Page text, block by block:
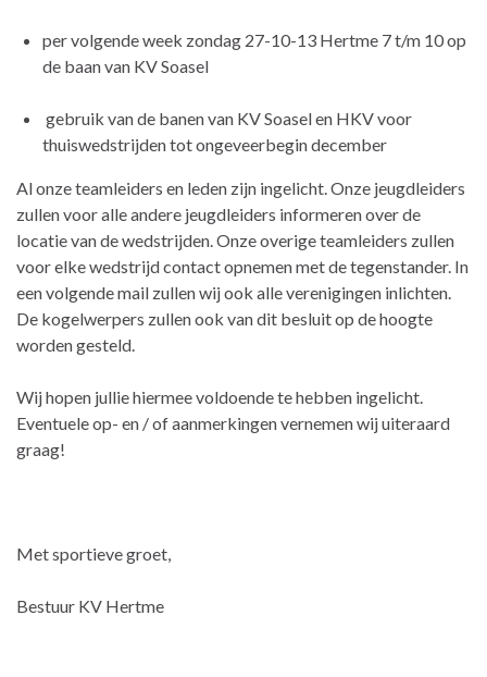
per volgende week zondag 27-10-13 Hertme 7 t/m 10 op
de baan van KV Soasel
gebruik van de banen van KV Soasel en HKV voor
thuiswedstrijden tot ongeveerbegin december
Al onze teamleiders en leden zijn ingelicht. Onze jeugdleiders
zullen voor alle andere jeugdleiders informeren over de
locatie van de wedstrijden. Onze overige teamleiders zullen
voor elke wedstrijd contact opnemen met de tegenstander. In
een volgende mail zullen wij ook alle verenigingen inlichten.
De kogelwerpers zullen ook van dit besluit op de hoogte
worden gesteld.
Wij hopen jullie hiermee voldoende te hebben ingelicht.
Eventuele op- en / of aanmerkingen vernemen wij uiteraard
graag!
Met sportieve groet,
Bestuur KV Hertme